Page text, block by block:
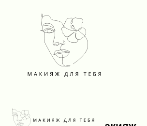
Макияж